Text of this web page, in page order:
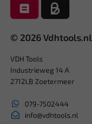
© 2026 Vdhtools.nl
VDH Tools
Industrieweg 14 A
2712LB Zoetermeer
079-7502444
info@vdhtools.nl